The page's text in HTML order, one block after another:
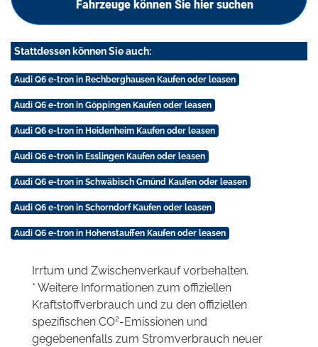
Fahrzeuge können Sie hier suchen
Stattdessen können Sie auch:
Audi Q6 e-tron in Rechberghausen Kaufen oder leasen
Audi Q6 e-tron in Göppingen Kaufen oder leasen
Audi Q6 e-tron in Heidenheim Kaufen oder leasen
Audi Q6 e-tron in Esslingen Kaufen oder leasen
Audi Q6 e-tron in Schwäbisch Gmünd Kaufen oder leasen
Audi Q6 e-tron in Schorndorf Kaufen oder leasen
Audi Q6 e-tron in Hohenstauffen Kaufen oder leasen
Irrtum und Zwischenverkauf vorbehalten.
* Weitere Informationen zum offiziellen
Kraftstoffverbrauch und zu den offiziellen
spezifischen CO2-Emissionen und
gegebenenfalls zum Stromverbrauch neuer